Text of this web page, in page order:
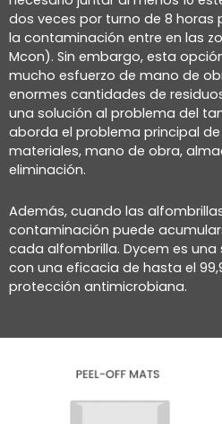
dos veces por turno de 8 horas
la contaminación entre en las
Mcon). Sin embargo, esta
mucho esfuerzo de mano de
enormes cantidades de
una solución al problema del
aborda el problema principal
materiales, mano de obra,
eliminación.
Además, cuando las
contaminación puede
cada alfombrilla. Dycem es
con una eficacia de hasta el
protección antimicrobiana.